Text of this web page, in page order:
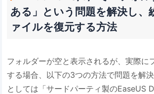
ある」という問題を解決し、
ァイルを復元する方法
フォルダーが空と表示されるが、実際に
する場合、以下の3つの方法で問題を解
としては「サードパーティ製のEaseUS